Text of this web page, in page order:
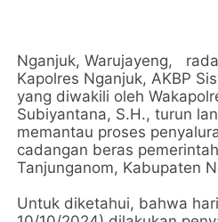
Nganjuk, Warujayeng,
Kapolres Nganjuk, AKBP
yang diwakili oleh
Subiyantana, S.H., turun
memantau proses
cadangan beras
Tanjunganom, Kabupaten
Untuk diketahui, bahwa